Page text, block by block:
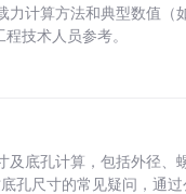
力计算方法和典型数值
技术人员参考。
及底孔计算，包括外径
底孔尺寸的常见疑问，通